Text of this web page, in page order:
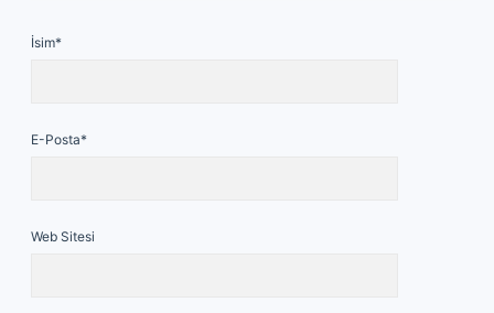
İsim*
E-Posta*
Web Sitesi